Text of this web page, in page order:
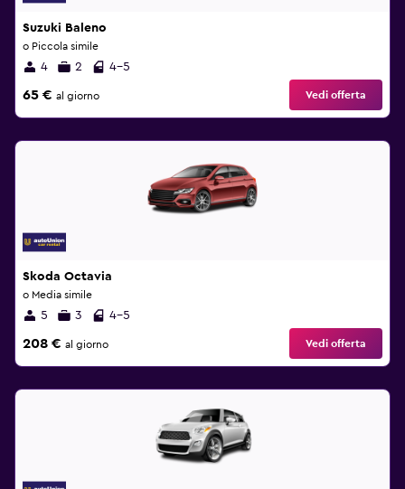
Suzuki Baleno
o Piccola simile
4 2 4-5
65 € al giorno Vedi offerta
Skoda Octavia
o Media simile
5 3 4-5
208 € al giorno Vedi offerta